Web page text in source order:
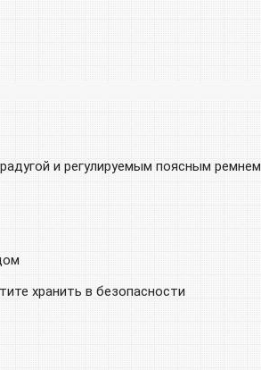
и регулируемым поясным ремнем
хранить в безопасности